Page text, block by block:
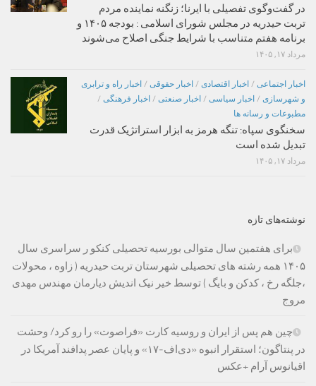
در گفت‌وگوی تفصیلی با ایرنا؛ زنگنه نماینده مردم
تربت حیدریه در مجلس شورای اسلامی : بودجه ۱۴۰۵ و
برنامه هفتم متناسب با شرایط جنگی اصلاح می‌شوند
مرداد ۱۷, ۱۴۰۵
اخبار اجتماعی / اخبار اقتصادی / اخبار حقوقی / اخبار راه و ترابری
و شهرسازی / اخبار سیاسی / اخبار صنعتی / اخبار فرهنگی /
مطبوعات و رسانه ها
سخنگوی سپاه: تنگه هرمز به ابزار استراتژیک قدرت
تبدیل شده است
مرداد ۱۷, ۱۴۰۵
نوشته‌های تازه
برای هفتمین سال متوالی بورسیه تحصیلی کنکو ر سراسری سال
۱۴۰۵ همه رشته های تحصیلی شهرستان تربت حیدریه ( زاوه ، محولات
،جلگه رخ ، کدکن و بایگ ) توسط خیر نیک اندیش دیارمان مهندس مهدی
مروج
چین هم پس از ایران و روسیه کارت «فراصوت» را رو کرد/ وحشت
در پنتاگون؛ استقرار انبوه «دی‌اف‑۱۷» و پایان عصر پدافند آمریکا در
اقیانوس آرام +عکس